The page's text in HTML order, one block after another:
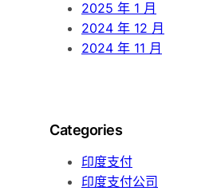
2025 年 1 月
2024 年 12 月
2024 年 11 月
Categories
印度支付
印度支付公司